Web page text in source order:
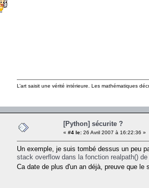
L’art saisit une vérité intérieure. Les mathématiques
[Python] sécurite ?
« #4 le: 26 Avril 2007 à 16:22:36 »
Un exemple, je suis tombé dessus un peu
stack overflow dans la fonction realpath()
Ca date de plus d'un an déjà, preuve que